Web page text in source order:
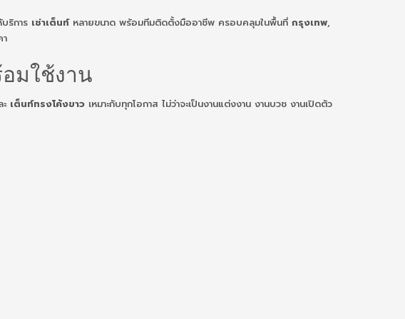
ริการ เช่าเต็นท์หลายขนาด พร้อมทีมติดตั้งมืออาชีพ ครอบคลุมในพื้นที่ กรุงเทพ,
มใช้งาน
เต็นท์ทรงโค้งขาวเหมาะกับทุกโอกาส ไม่ว่าจะเป็นงานแต่งงาน งานบวช งานเปิดตัว